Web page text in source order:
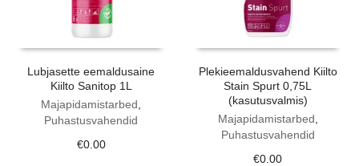
Lubjasette eemaldusaine
Kiilto Sanitop 1L
Majapidamistarbed
Puhastusvahendid
€0.00
Plekieemaldusvahend Kiilto
Stain Spurt 0,75L
(kasutusvalmis)
Majapidamistarbed
Puhastusvahendid
€0.00